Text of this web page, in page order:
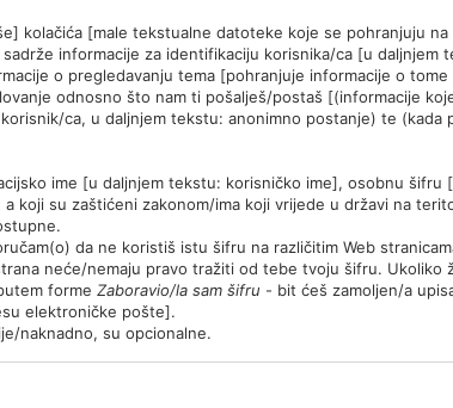
kolačića [male tekstualne datoteke koje se pohranjuju
informacije za identifikaciju korisnika/ca [u daljnjem
o pregledavanju tema [pohranjuje informacije o
odnosno što nam ti pošalješ/postaš [(informacije
ca, u daljnjem tekstu: anonimno postanje) te
ime [u daljnjem tekstu: korisničko ime], osobnu
koji su zaštićeni zakonom/ima koji vrijede u državi na
da ne koristiš istu šifru na različitim Web
neće/nemaju pravo tražiti od tebe tvoju šifru.
forme Zaboravio/la sam šifru - bit ćeš zamoljen/a
elektroničke pošte].
naknadno, su opcionalne.